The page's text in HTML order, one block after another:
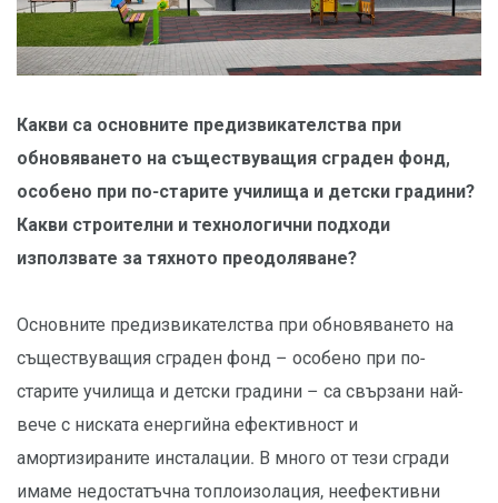
Какви са основните предизвикателства при
обновяването на съществуващия сграден фонд,
особено при по-старите училища и детски градини?
Какви строителни и технологични подходи
използвате за тяхното преодоляване?
Основните предизвикателства при обновяването на
съществуващия сграден фонд – особено при по-
старите училища и детски градини – са свързани най-
вече с ниската енергийна ефективност и
амортизираните инсталации. В много от тези сгради
имаме недостатъчна топлоизолация, неефективни